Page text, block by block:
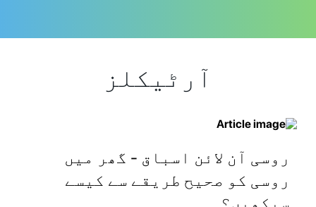
آرٹیکلز
روسی آن لائن اسباق - گھر میں
روسی کو صحیح طریقے سے کیسے
سیکھیں؟